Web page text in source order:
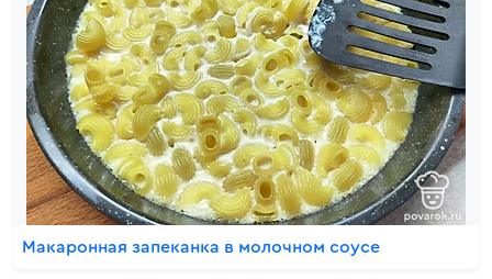
Макаронная запеканка в молочном соусе